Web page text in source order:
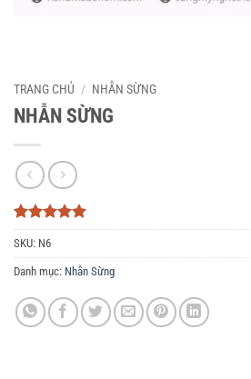
TRANG CHỦ / NHẪN SỪNG
NHẪN SỪNG
5trên 5
dựa trên
3
đánh giá
SKU: N6
Danh mục: Nhẫn Sừng